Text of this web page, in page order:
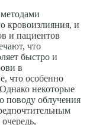
кровоизлияния, и
и пациентов
что
быстро и
в
что особенно
некоторые
поводу облучения